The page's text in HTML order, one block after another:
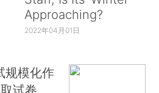
Approaching?
2022年04月01日
规模化作
试卷